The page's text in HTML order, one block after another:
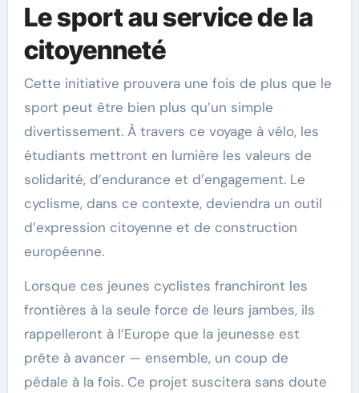
Le sport au service de la
citoyenneté
Cette initiative prouvera une fois de plus que le
sport peut être bien plus qu’un simple
divertissement. À travers ce voyage à vélo, les
étudiants mettront en lumière les valeurs de
solidarité, d’endurance et d’engagement. Le
cyclisme, dans ce contexte, deviendra un outil
d’expression citoyenne et de construction
européenne.
Lorsque ces jeunes cyclistes franchiront les
frontières à la seule force de leurs jambes, ils
rappelleront à l’Europe que la jeunesse est
prête à avancer — ensemble, un coup de
pédale à la fois. Ce projet suscitera sans doute